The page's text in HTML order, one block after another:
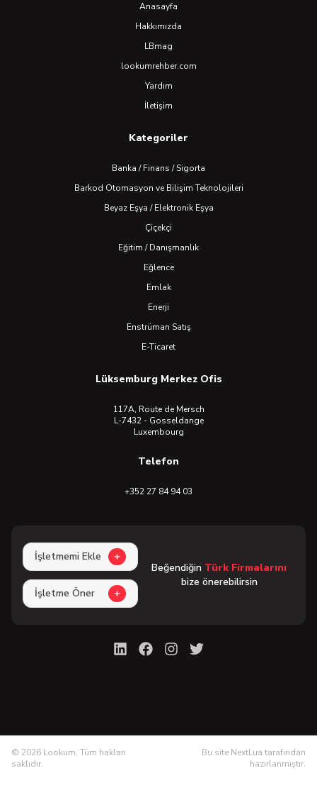
Anasayfa
Hakkımızda
LBmag
lookumrehber.com
Yardım
İletişim
Kategoriler
Banka / Finans / Sigorta
Barkod Otomasyon ve Bilişim Teknolojileri
Beyaz Eşya / Elektronik Eşya
Çiçekçi
Eğitim / Danışmanlık
Eğlence
Emlak
Enerji
Enstrüman Satış
E-Ticaret
Lüksemburg Merkez Ofis
117A, Route de Mersch
L-7432 - Gosseldange
Luxembourg
Telefon
+352 27 84 94 03
İşletmemi Ekle
İşletme Öner
Beğendiğin Türk Firmalarını
bize önerebilirsin
© 2026 Lookum, Tüm hakları
saklıdır.
Bu site NextLua tarafından
hazırlanmıştır.